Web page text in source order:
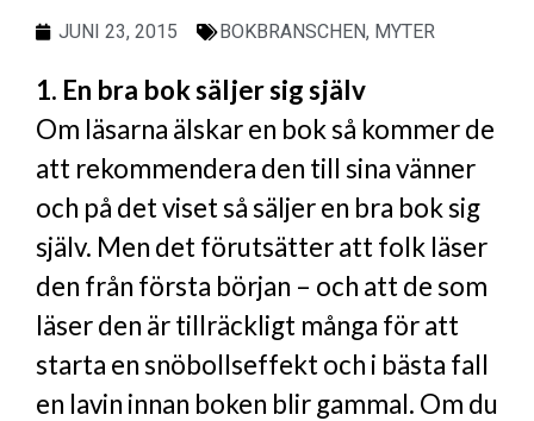
JUNI 23, 2015 BOKBRANSCHEN, MYTER
1. En bra bok säljer sig själv
Om läsarna älskar en bok så kommer de
att rekommendera den till sina vänner
och på det viset så säljer en bra bok sig
själv. Men det förutsätter att folk läser
den från första början – och att de som
läser den är tillräckligt många för att
starta en snöbollseffekt och i bästa fall
en lavin innan boken blir gammal. Om du